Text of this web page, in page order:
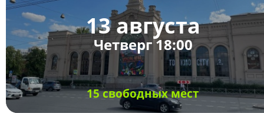
13 августа
Четверг 18:00
15 свободных мест